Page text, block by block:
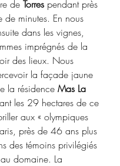
de Torres pendant près
de minutes. En nous
dans les vignes,
imprégnés de la
des lieux. Nous
la façade jaune
la résidence Mas La
les 29 hectares de ce
aux « olympiques
près de 46 ans plus
des témoins privilégiés
domaine. La